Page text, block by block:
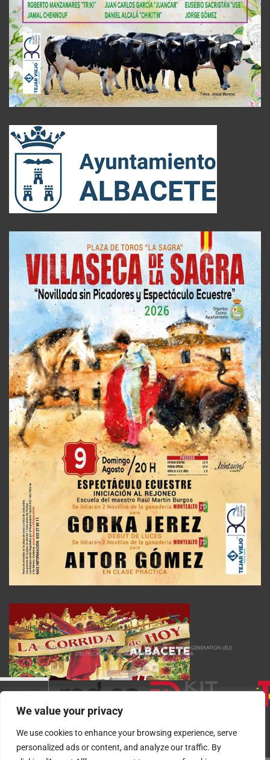
We value your privacy
We use cookies to enhance your browsing experience, serve
personalized ads or content, and analyze our traffic. By